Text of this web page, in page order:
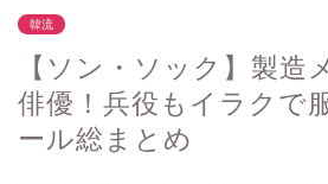
韓流
【ソン・ソック】製造
俳優！兵役もイラクで
ール総まとめ